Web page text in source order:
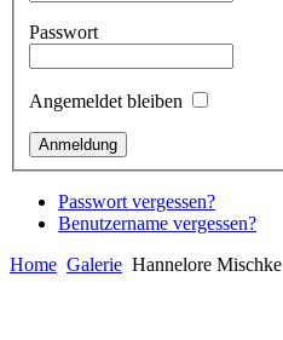
Passwort
Angemeldet bleiben
Passwort vergessen?
Benutzername vergessen?
Home Galerie Hannelore Mischke